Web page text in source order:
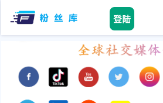
登陆
首页